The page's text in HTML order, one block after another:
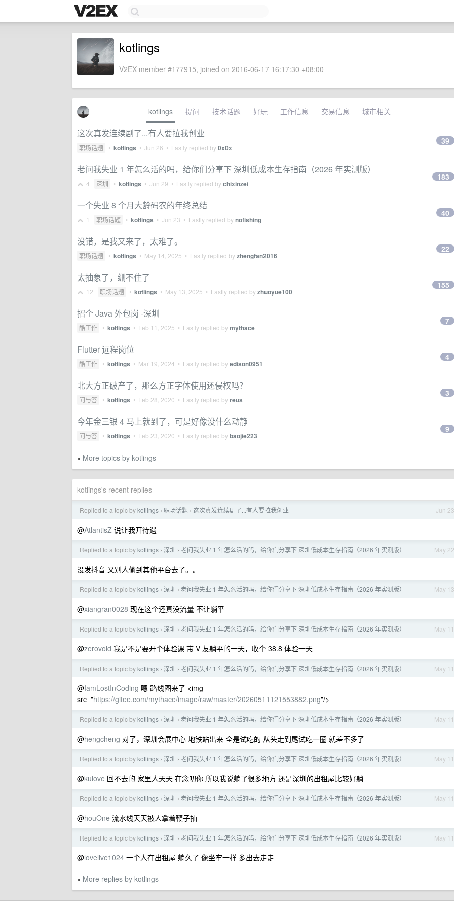
kotlings
V2EX member #177915, joined on 2016-06-17 16:17:30 +08:00
kotlings 提问 技术话题 好玩 工作信息 交易信息 城市相关
这次真发连续剧了...有人要拉我创业
职场话题 • kotlings • Jun 26 • Lastly replied by0x0x
39
老问我失业 1 年怎么活的吗，给你们分享下 深圳低成本生存指南（2026 年实测版）
4 深圳 • kotlings • Jun 29 • Lastly replied bychixinzei
183
一个失业 8 个月大龄码农的年终总结
1 职场话题 • kotlings • Jun 23 • Lastly replied bynofishing
40
没错，是我又来了，太难了。
职场话题 • kotlings • May 14, 2025 • Lastly replied byzhengfan2016
22
太抽象了，绷不住了
12 职场话题 • kotlings • May 13, 2025 • Lastly replied byzhuoyue100
155
招个 Java 外包岗 -深圳
酷工作 • kotlings • Feb 11, 2025 • Lastly replied bymythace
7
Flutter 远程岗位
酷工作 • kotlings • Mar 19, 2024 • Lastly replied byedison0951
4
北大方正破产了，那么方正字体使用还侵权吗？
问与答 • kotlings • Feb 28, 2020 • Lastly replied byreus
3
今年金三银 4 马上就到了，可是好像没什么动静
问与答 • kotlings • Feb 23, 2020 • Lastly replied bybaojie223
9
» More topics by kotlings
kotlings's recent replies
Jun 23
Replied to a topic bykotlings › 职场话题 › 这次真发连续剧了...有人要拉我创业
@AtlantisZ 说让我开待遇
May 22
Replied to a topic bykotlings › 深圳 › 老问我失业 1 年怎么活的吗，给你们分享下 深圳低成本生存指南（2026 年实测版）
没发抖音 又别人偷到其他平台去了。。
May 13
Replied to a topic bykotlings › 深圳 › 老问我失业 1 年怎么活的吗，给你们分享下 深圳低成本生存指南（2026 年实测版）
@xiangran0028 现在这个还真没流量 不让躺平
May 11
Replied to a topic bykotlings › 深圳 › 老问我失业 1 年怎么活的吗，给你们分享下 深圳低成本生存指南（2026 年实测版）
@zerovoid 我是不是要开个体验课 带 V 友躺平的一天，收个 38.8 体验一天
May 11
Replied to a topic bykotlings › 深圳 › 老问我失业 1 年怎么活的吗，给你们分享下 深圳低成本生存指南（2026 年实测版）
@IamLostInCoding 嗯 路线图来了 <img
src="https://gitee.com/mythace/image/raw/master/20260511121553882.png"/>
May 11
Replied to a topic bykotlings › 深圳 › 老问我失业 1 年怎么活的吗，给你们分享下 深圳低成本生存指南（2026 年实测版）
@hengcheng 对了，深圳会展中心 地铁站出来 全是试吃的 从头走到尾试吃一圈 就差不多了
May 11
Replied to a topic bykotlings › 深圳 › 老问我失业 1 年怎么活的吗，给你们分享下 深圳低成本生存指南（2026 年实测版）
@kulove 回不去的 家里人天天 在念叨你 所以我说躺了很多地方 还是深圳的出租屋比较好躺
May 11
Replied to a topic bykotlings › 深圳 › 老问我失业 1 年怎么活的吗，给你们分享下 深圳低成本生存指南（2026 年实测版）
@houOne 流水线天天被人拿着鞭子抽
May 11
Replied to a topic bykotlings › 深圳 › 老问我失业 1 年怎么活的吗，给你们分享下 深圳低成本生存指南（2026 年实测版）
@lovelive1024 一个人在出租屋 躺久了 像坐牢一样 多出去走走
» More replies by kotlings